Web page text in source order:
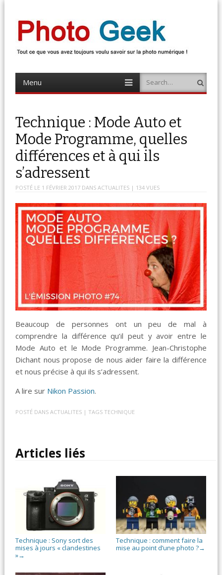
Photo Geek
Menu
content
Search
Technique : Mode Auto et
Mode Programme, quelles
différences et à qui ils
s’adressent
POSTÉ LE 1 FÉVRIER 2017 DANSACTUALITES | 134 VUES
Beaucoup de personnes ont un peu de mal à
comprendre la différence qu’il peut y avoir entre le
Mode Auto et le Mode Programme. Jean-Christophe
Dichant nous propose de nous aider faire la différence
et nous précise à qui ils s’adressent.
A lire sur Nikon Passion.
POSTÉ DANSACTUALITES | TAGS TECHNIQUE
Articles liés
Technique : Sony sort des
mises à jours « clandestines
»→
Technique : comment faire la
mise au point d’une photo ?→